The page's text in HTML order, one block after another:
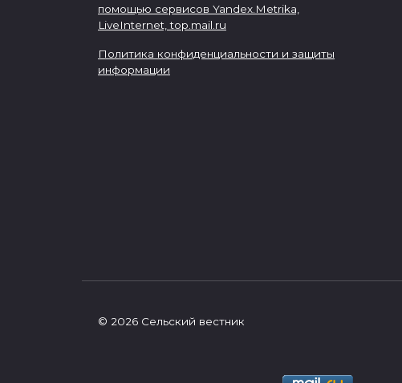
помощью сервисов Yandex.Metrika,
LiveInternet,top.mail.ru
Политика конфиденциальности и защиты
информации
© 2026 Сельский вестник